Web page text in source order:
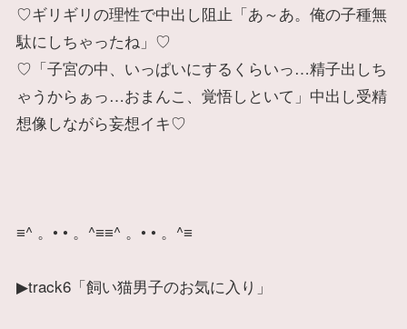
♡ギリギリの理性で中出し阻止「あ～あ。俺の子種無
駄にしちゃったね」♡
♡「子宮の中、いっぱいにするくらいっ…精子出しち
ゃうからぁっ…おまんこ、覚悟しといて」中出し受精
想像しながら妄想イキ♡
≡^ 。• • 。^≡≡^ 。• • 。^≡
▶track6「飼い猫男子のお気に入り」